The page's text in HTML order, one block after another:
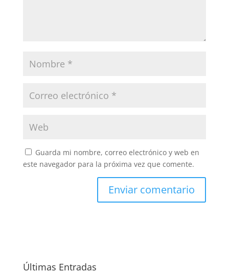
Guarda mi nombre, correo electrónico y web en
este navegador para la próxima vez que comente.
Últimas Entradas